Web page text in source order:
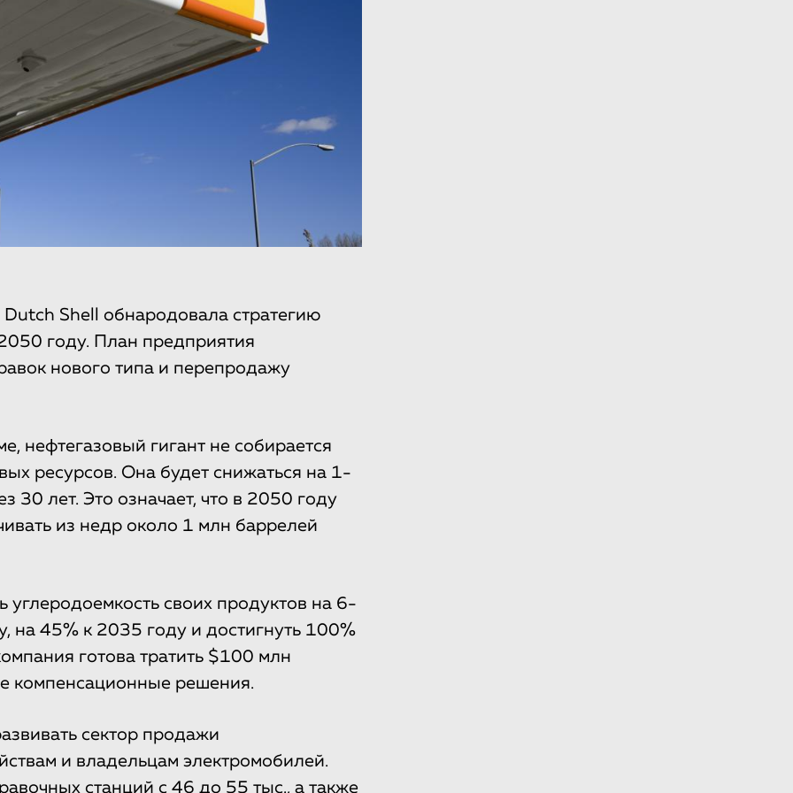
Shell обнародовала стратегию
году. План предприятия
нового типа и перепродажу
нефтегазовый гигант не собирается
ресурсов. Она будет снижаться на 1-
30 лет. Это означает, что в 2050 году
из недр около 1 млн баррелей
углеродоемкость своих продуктов на 6-
на 45% к 2035 году и достигнуть 100%
готова тратить $100 млн
компенсационные решения.
сектор продажи
и владельцам электромобилей.
станций с 46 до 55 тыс., а также